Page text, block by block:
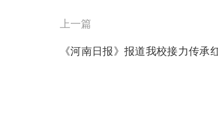
上一篇
《河南日报》报道我校接力传承